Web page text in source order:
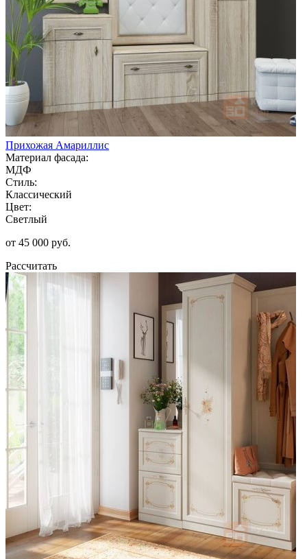
Прихожая Амариллис
Материал фасада:
МДФ
Стиль:
Классический
Цвет:
Светлый
от 45 000 руб.
Рассчитать